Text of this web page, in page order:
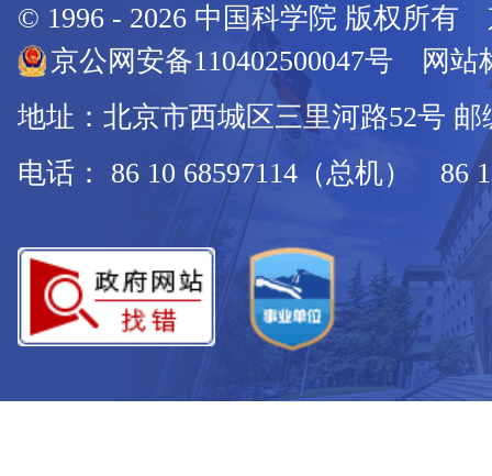
© 1996 - 2026 中国科学院 版权所有
京公网安备110402500047号 网站
地址：北京市西城区三里河路52号 邮
电话： 86 10 68597114（总机） 86